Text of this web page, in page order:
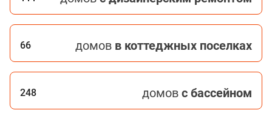
66 домов в коттеджных поселках
248 домов с бассейном